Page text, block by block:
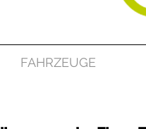
FAHRZEUGE